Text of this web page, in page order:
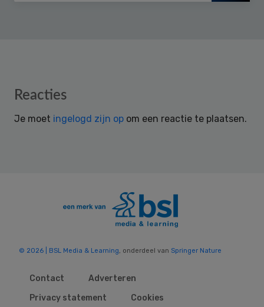
Reader
Reacties
Je moet ingelogd zijn op om een reactie te plaatsen.
© 2026 | BSL Media & Learning , onderdeel van Springer Nature
Contact
Adverteren
Privacy statement
Cookies